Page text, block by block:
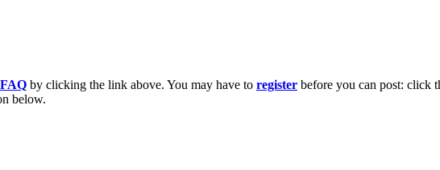
FAQ by clicking the link above. You may have to register before you can post: click
below.